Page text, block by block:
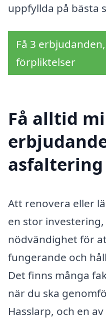
uppfyllda på bästa
Få 3
förpliktelser
Få alltid
Att renovera eller
en stor
nödvändighet för
fungerande och
Det finns många
när du ska
Hasslarp, och en